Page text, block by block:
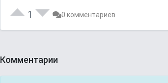
1 0 комментариев
Комментарии